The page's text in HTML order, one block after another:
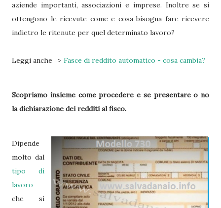
aziende importanti, associazioni e imprese. Inoltre se si
ottengono le ricevute come e cosa bisogna fare ricevere
indietro le ritenute per quel determinato lavoro?
Leggi anche => Fasce di reddito automatico - cosa cambia?
Scopriamo insieme come procedere e se presentare o no
la dichiarazione dei redditi al fisco.
Dipende
molto dal
tipo di
lavoro
che si